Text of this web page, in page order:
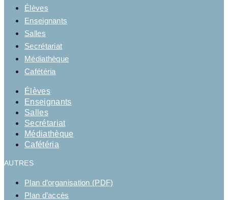
Élèves
Enseignants
Salles
Secrétariat
Médiathèque
Cafétéria
Élèves
Enseignants
Salles
Secrétariat
Médiathèque
Cafétéria
AUTRES
Plan d’organisation (PDF)
Plan d’accès